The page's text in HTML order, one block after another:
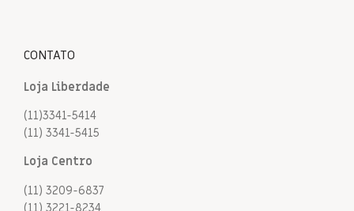
CONTATO
Loja Liberdade
(11)3341-5414
(11) 3341-5415
Loja Centro
(11) 3209-6837
(11) 3221-8234